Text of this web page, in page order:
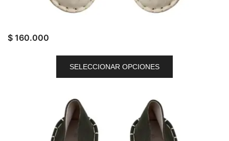
$ 160.000
SELECCIONAR OPCIONES